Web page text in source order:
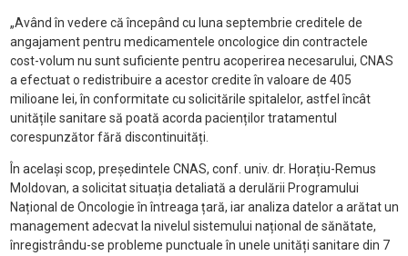
„Având în vedere că începând cu luna septembrie creditele de
angajament pentru medicamentele oncologice din contractele
cost-volum nu sunt suficiente pentru acoperirea necesarului, CNAS
a efectuat o redistribuire a acestor credite în valoare de 405
milioane lei, în conformitate cu solicitările spitalelor, astfel încât
unitățile sanitare să poată acorda pacienților tratamentul
corespunzător fără discontinuități.
În același scop, președintele CNAS, conf. univ. dr. Horațiu-Remus
Moldovan, a solicitat situația detaliată a derulării Programului
Național de Oncologie în întreaga țară, iar analiza datelor a arătat un
management adecvat la nivelul sistemului național de sănătate,
înregistrându-se probleme punctuale în unele unități sanitare din 7